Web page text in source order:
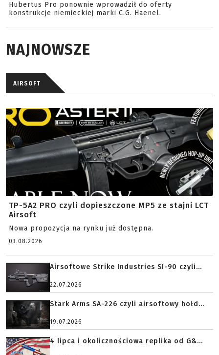
Hubertus Pro ponownie wprowadził do oferty
konstrukcje niemieckiej marki C.G. Haenel.
NAJNOWSZE
AIRSOFT
TP-5A2 PRO czyli dopieszczone MP5 ze stajni LCT
Airsoft
Nowa propozycja na rynku już dostępna.
03.08.2026
Airsoftowe Strike Industries SI-90 czyli...
22.07.2026
Stark Arms SA-226 czyli airsoftowy hołd...
19.07.2026
4 lipca i okolicznościowa replika od G&...